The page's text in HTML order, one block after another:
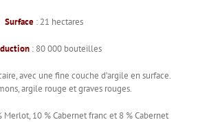
Surface : 21 hectares
: 80 000 bouteilles
avec une fine couche d’argile en surface.
argile rouge et graves rouges.
Merlot, 10 % Cabernet franc et 8 % Cabernet